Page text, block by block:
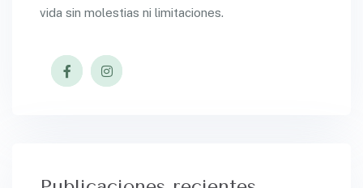
vida sin molestias ni limitaciones.